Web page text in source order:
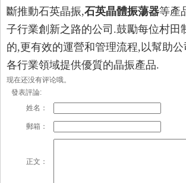
斷推動石英晶振,石英晶體振蕩器等產
子行業創新之路的公司.鼓勵每位村田
的,更有效的運營和管理流程,以幫助
各行業領域提供優質的晶振產品.
现在还没有评论哦。
發表評論:
姓名：
郵箱：
正文：